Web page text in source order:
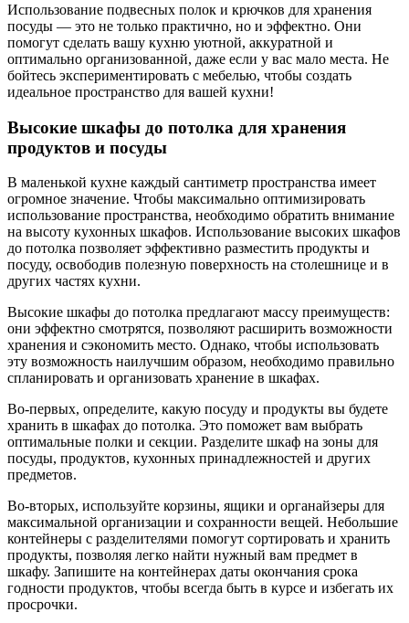
Использование подвесных полок и крючков для хранения
посуды — это не только практично, но и эффектно. Они
помогут сделать вашу кухню уютной, аккуратной и
оптимально организованной, даже если у вас мало места. Не
бойтесь экспериментировать с мебелью, чтобы создать
идеальное пространство для вашей кухни!
Высокие шкафы до потолка для хранения
продуктов и посуды
В маленькой кухне каждый сантиметр пространства имеет
огромное значение. Чтобы максимально оптимизировать
использование пространства, необходимо обратить внимание
на высоту кухонных шкафов. Использование высоких шкафов
до потолка позволяет эффективно разместить продукты и
посуду, освободив полезную поверхность на столешнице и в
других частях кухни.
Высокие шкафы до потолка предлагают массу преимуществ:
они эффектно смотрятся, позволяют расширить возможности
хранения и сэкономить место. Однако, чтобы использовать
эту возможность наилучшим образом, необходимо правильно
спланировать и организовать хранение в шкафах.
Во-первых, определите, какую посуду и продукты вы будете
хранить в шкафах до потолка. Это поможет вам выбрать
оптимальные полки и секции. Разделите шкаф на зоны для
посуды, продуктов, кухонных принадлежностей и других
предметов.
Во-вторых, используйте корзины, ящики и органайзеры для
максимальной организации и сохранности вещей. Небольшие
контейнеры с разделителями помогут сортировать и хранить
продукты, позволяя легко найти нужный вам предмет в
шкафу. Запишите на контейнерах даты окончания срока
годности продуктов, чтобы всегда быть в курсе и избегать их
просрочки.